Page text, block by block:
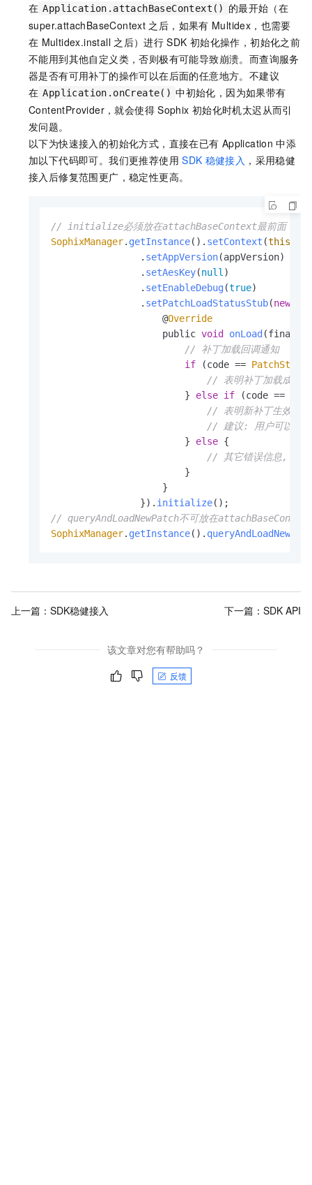
在 Application.attachBaseContext()
的最开始（在
super.attachBaseContext 之后，如果有 Multidex，也需要
在 Multidex.install 之后）进行 SDK 初始化操作，初始化之前
不能用到其他自定义类，否则极有可能导致崩溃。而查询服务
器是否有可用补丁的操作可以在后面的任意地方。不建议
在 Application.onCreate() 中初始化，因为如果带有
ContentProvider，就会使得 Sophix 初始化时机太迟从而引
发问题。
以下为快速接入的初始化方式，直接在已有 Application 中添
加以下代码即可。我们更推荐使用 SDK 稳健接入 ，采用稳健
接入后修复范围更广，稳定性更高。
// initialize必须放在attachBaseContext最前面，初始
SophixManager. getInstance(). setContext (this
                .
setAppVersion(appVersion)
                .
setAesKey(null)
                .
setEnableDebug(true)
                .
setPatchLoadStatusStub(new
                    @
Override
                    public
void onLoad (final
// 补丁加载回调通知
if (code == PatchStatus
// 表明补丁加载成功
                        }
else if (code ==
// 表明新补丁生效需
// 建议: 用户可以监
                        }
else {
// 其它错误信息, 查
                        }
                    }
                }).
initialize
// queryAndLoadNewPatch不可放在attachBaseContext
SophixManager. getInstance().
上一篇： SDK稳健接入 下一篇： SDK API
该文章对您有帮助吗？
反馈